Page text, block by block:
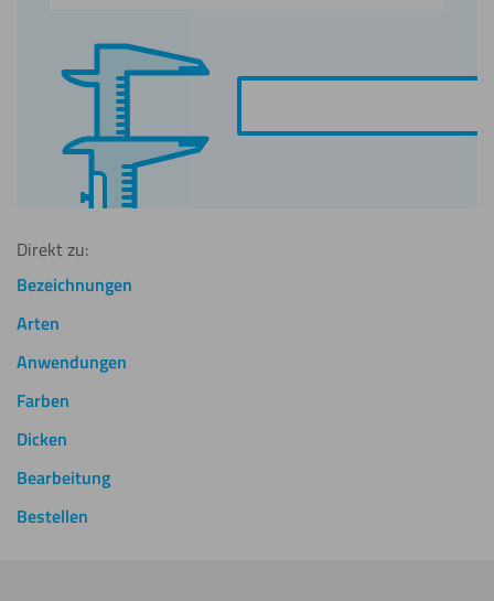
Direkt zu:
Bezeichnungen
Arten
Anwendungen
Farben
Dicken
Bearbeitung
Bestellen